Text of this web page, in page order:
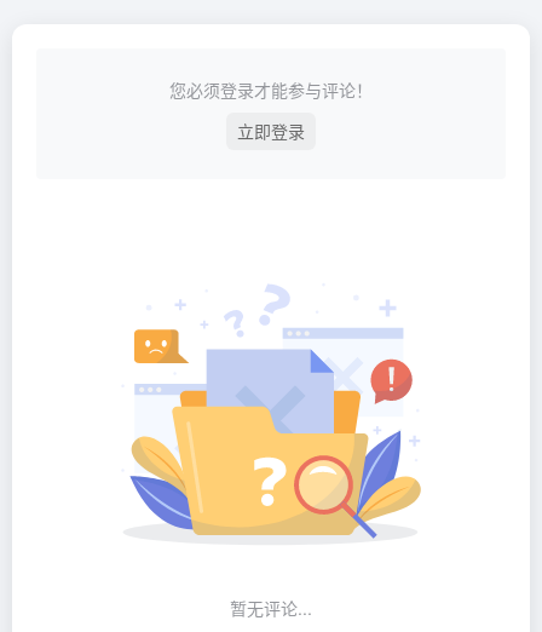
您必须登录才能参与评论！
立即登录
暂无评论...